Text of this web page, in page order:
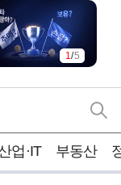
1/5
업·IT 부동산